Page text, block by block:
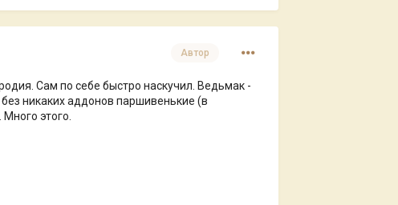
Автор
Сам по себе быстро наскучил. Ведьмак -
никаких аддонов паршивенькие (в
этого.